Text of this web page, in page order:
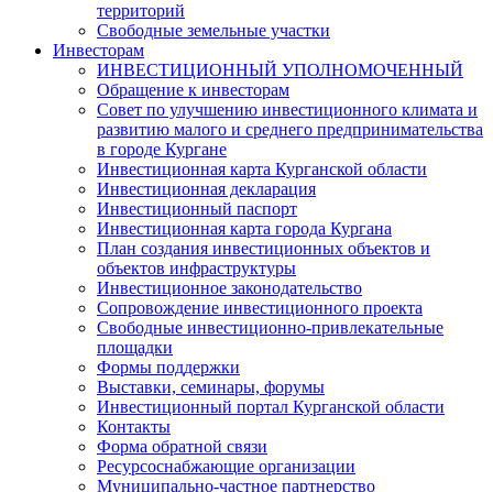
территорий
Свободные земельные участки
Инвесторам
ИНВЕСТИЦИОННЫЙ УПОЛНОМОЧЕННЫЙ
Обращение к инвесторам
Совет по улучшению инвестиционного климата и
развитию малого и среднего предпринимательства
в городе Кургане
Инвестиционная карта Курганской области
Инвестиционная декларация
Инвестиционный паспорт
Инвестиционная карта города Кургана
План создания инвестиционных объектов и
объектов инфраструктуры
Инвестиционное законодательство
Сопровождение инвестиционного проекта
Свободные инвестиционно-привлекательные
площадки
Формы поддержки
Выставки, семинары, форумы
Инвестиционный портал Курганской области
Контакты
Форма обратной связи
Ресурсоснабжающие организации
Муниципально-частное партнерство